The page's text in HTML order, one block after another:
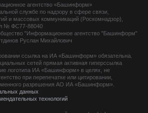
агентство «Башинформ»
службе по надзору в сфере связи,
и массовых коммуникаций (Роскомнадзор),
№ ФС77-88040
"Информационное агентство "Башинформ"
Руслан Михайлович
ссылка на ИА «Башинформ» обязательна.
сетей прямая активная гиперссылка
логотипа ИА «Башинформ» в целях, не
при перепечатке или цитировании,
разрешения АО ИА «Башинформ».
данных
технологий